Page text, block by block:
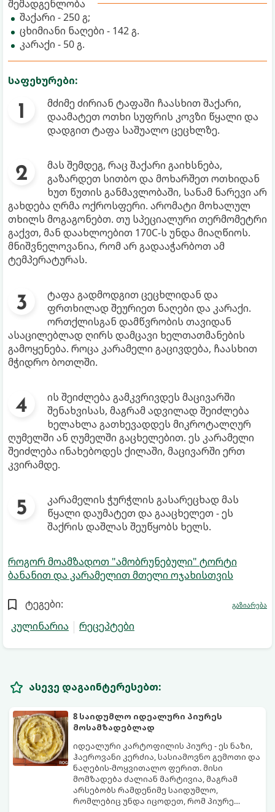
შემადგენლობა
შაქარი - 250 გ;
ცხიმიანი ნაღები - 142 გ.
კარაქი - 50 გ.
საფეხურები:
მძიმე ძირიან ტაფაში ჩაასხით შაქარი,
დაამატეთ ოთხი სუფრის კოვზი წყალი და
დადგით ტაფა საშუალო ცეცხლზე.
მას შემდეგ, რაც შაქარი გაიხსნება,
გაზარდეთ სითბო და მოხარშეთ ოთხიდან
ხუთ წუთის განმავლობაში, სანამ ნარევი არ
გახდება ღრმა ოქროსფერი. არომატი მოხალულ
თხილს მოგაგონებთ. თუ სპეციალური თერმომეტრი
გაქვთ, მან დაახლოებით 170C-ს უნდა მიაღწიოს.
მნიშვნელოვანია, რომ არ გადააჭარბოთ ამ
ტემპერატურას.
ტაფა გადმოდგით ცეცხლიდან და
ფრთხილად შეურიეთ ნაღები და კარაქი.
ორთქლისგან დამწვრობის თავიდან
ასაცილებლად ღირს დამცავი ხელთათმანების
გამოყენება. როცა კარამელი გაცივდება, ჩაასხით
მჭიდრო ბოთლში.
ის შეიძლება გამკვრივდეს მაცივარში
შენახვისას, მაგრამ ადვილად შეიძლება
ხელახლა გათხევადდეს მიკროტალღურ
ღუმელში ან ღუმელში გაცხელებით. ეს კარამელი
შეიძლება ინახებოდეს ქილაში, მაცივარში ერთ
კვირამდე.
კარამელის ჭურჭლის გასარეცხად მას
წყალი დაუმატეთ და გააცხელეთ - ეს
შაქრის დაშლას შეუწყობს ხელს.
როგორ მოამზადოთ "ამობრუნებული" ტორტი
ბანანით და კარამელით მთელი ოჯახისთვის
ტეგები:
კულინარია
რეცეპტები
გაზიარება
ასევე დაგაინტერესებთ:
8 საიდუმლო იდეალური პიურეს
მოსამზადებლად
იდეალური კარტოფილის პიურე - ეს ნაზი,
ჰაეროვანი კერძია, სასიამოვნო გემოთი და
ნაღების-მოყვითალო ფერით. მისი
მომზადება ძალიან მარტივია, მაგრამ
არსებობს რამდენიმე საიდუმლო,
რომლებიც უნდა იცოდეთ, რომ პიურე